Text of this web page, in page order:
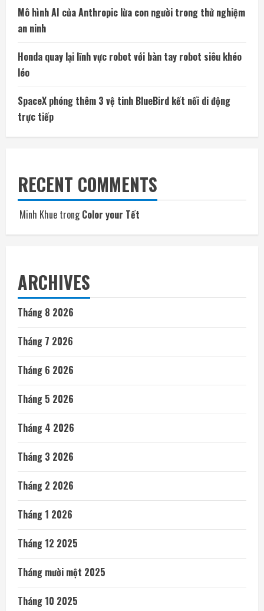
Mô hình AI của Anthropic lừa con người trong thử nghiệm
an ninh
Honda quay lại lĩnh vực robot với bàn tay robot siêu khéo
léo
SpaceX phóng thêm 3 vệ tinh BlueBird kết nối di động
trực tiếp
RECENT COMMENTS
Minh Khue trongColor your Tết
ARCHIVES
Tháng 8 2026
Tháng 7 2026
Tháng 6 2026
Tháng 5 2026
Tháng 4 2026
Tháng 3 2026
Tháng 2 2026
Tháng 1 2026
Tháng 12 2025
Tháng mười một 2025
Tháng 10 2025